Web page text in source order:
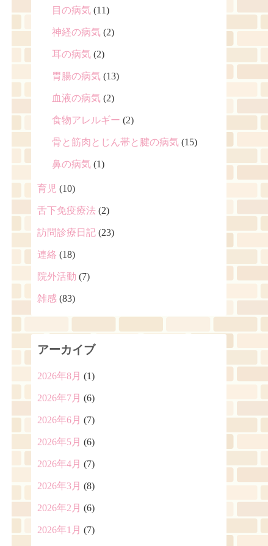
目の病気 (11)
神経の病気 (2)
耳の病気 (2)
胃腸の病気 (13)
血液の病気 (2)
食物アレルギー (2)
骨と筋肉とじん帯と腱の病気 (15)
鼻の病気 (1)
育児 (10)
舌下免疫療法 (2)
訪問診療日記 (23)
連絡 (18)
院外活動 (7)
雑感 (83)
アーカイブ
2026年8月 (1)
2026年7月 (6)
2026年6月 (7)
2026年5月 (6)
2026年4月 (7)
2026年3月 (8)
2026年2月 (6)
2026年1月 (7)